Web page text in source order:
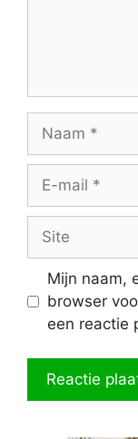
mail
Mijn naam,
browser
een reactie